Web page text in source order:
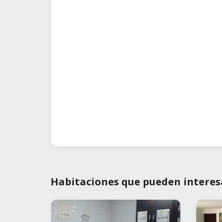
Habitaciones que pueden